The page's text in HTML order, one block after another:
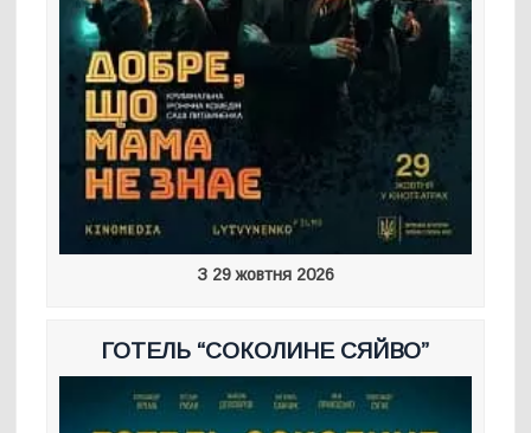
З 29 жовтня 2026
ГОТЕЛЬ “СОКОЛИНЕ СЯЙВО”